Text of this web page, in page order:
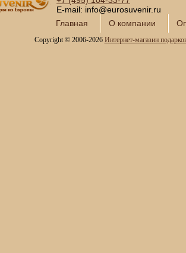
E-mail: info@eurosuvenir.ru
Главная
О компании
Copyright © 2006-2026 Интернет-магазин